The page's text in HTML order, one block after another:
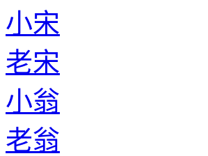
小宋
老宋
小翁
老翁